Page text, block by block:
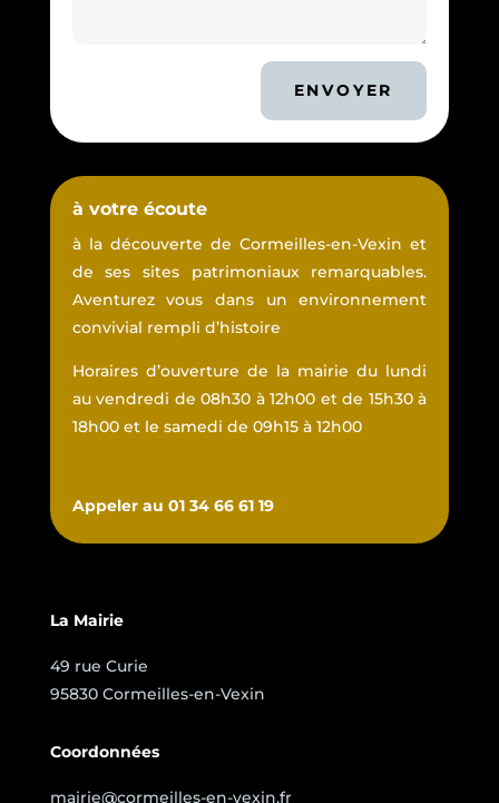
ENVOYER
à votre écoute
à la découverte de Cormeilles-en-Vexin et
de ses sites patrimoniaux remarquables.
Aventurez vous dans un environnement
convivial rempli d’histoire
Horaires d’ouverture de la mairie du lundi
au vendredi de 08h30 à 12h00 et de 15h30 à
18h00 et le samedi de 09h15 à 12h00
Appeler au 01 34 66 61 19
La Mairie
49 rue Curie
95830 Cormeilles-en-Vexin
Coordonnées
mairie@cormeilles-en-vexin.fr